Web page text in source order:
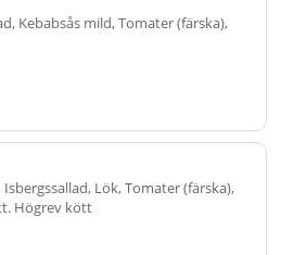
Kebabsås mild, Tomater (färska),
Lök, Tomater (färska),
. Högrev kött